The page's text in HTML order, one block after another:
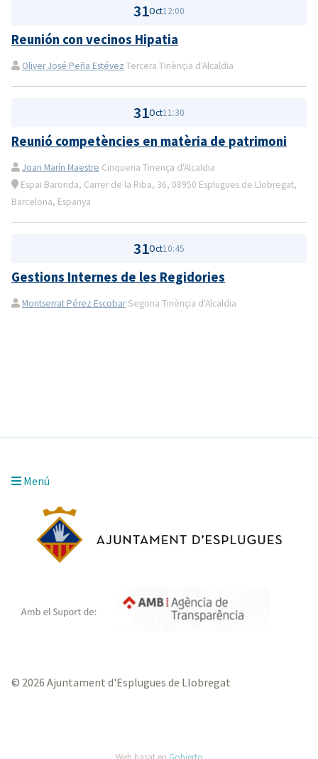
31Oct12:00
Reunión con vecinos Hipatia
Oliver José Peña Estévez Tercera Tinènçia d'Alcaldia
31Oct11:30
Reunió competències en matèria de patrimoni
Joan Marín Maestre Cinquena Tinença d'Alcaldia
Espai Baronda, Carrer de la Riba, 36, 08950 Esplugues de Llobregat,
Barcelona, Espanya
31Oct10:45
Gestions Internes de les Regidories
Montserrat Pérez EscobarSegona Tinènçia d'Alcaldia
Menú
© 2026 Ajuntament d'Esplugues de Llobregat